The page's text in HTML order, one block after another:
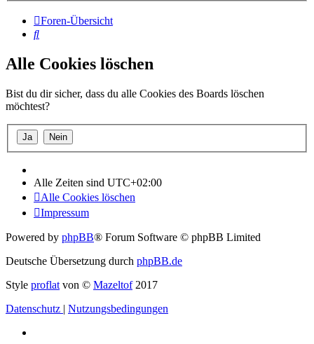
Foren-Übersicht
Suche
Alle Cookies löschen
Bist du dir sicher, dass du alle Cookies des Boards löschen
möchtest?
Alle Zeiten sind UTC+02:00
Alle Cookies löschen
Impressum
Powered by phpBB® Forum Software © phpBB Limited
Deutsche Übersetzung durch phpBB.de
Style proflat von © Mazeltof2017
Datenschutz | Nutzungsbedingungen